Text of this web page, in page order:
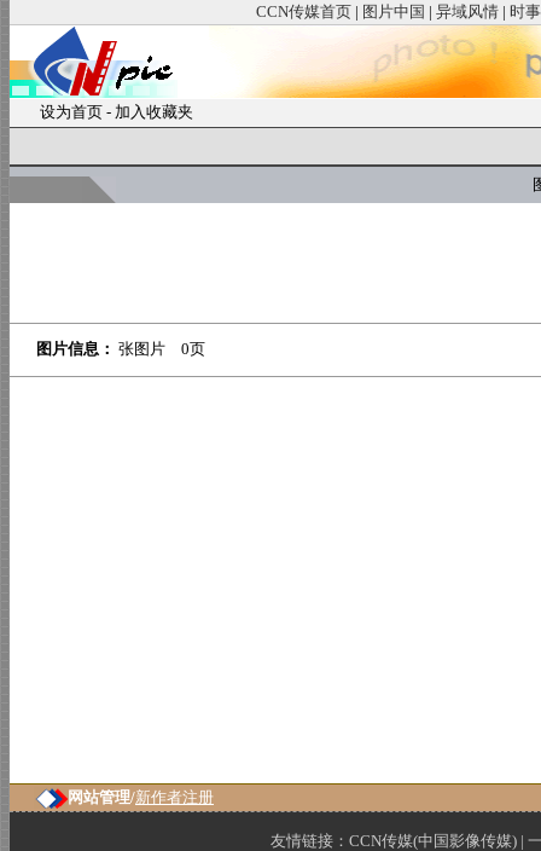
CCN传媒首页 | 图片中国 | 异域风情 | 时
设为首页 - 加入收藏夹
图片信息： 张图片 0页
网站管理/新作者注册
友情链接： CCN传媒(中国影像传媒) |